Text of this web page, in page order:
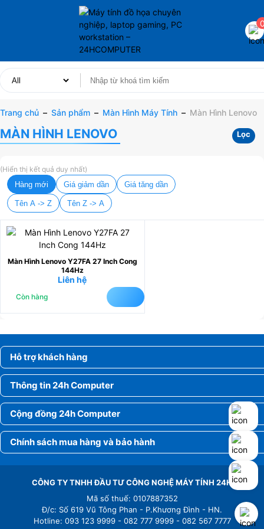
Trang chủ – Sản phẩm – Màn Hình Máy Tính – Màn Hình Lenovo
Lọc
MÀN HÌNH LENOVO
(Hiển thị kết quả duy nhất)
Hàng mới
Giá giảm dần Giá tăng dần
Tên A -> Z Tên Z -> A
Màn Hình Lenovo Y27FA 27 Inch Cong
144Hz
Liên hệ
Còn hàng
Hỗ trợ khách hàng
Thông tin 24h Computer
Cộng đồng 24h Computer
Chính sách mua hàng và bảo hành
CÔNG TY TNHH ĐẦU TƯ CÔNG NGHỆ MÁY TÍNH 24H
Mã số thuế: 0107887352
Đ/c: Số 619 Vũ Tông Phan - P.Khương Đình - HN.
Hotline: 093 123 9999 - 082 777 9999 - 082 567 7777